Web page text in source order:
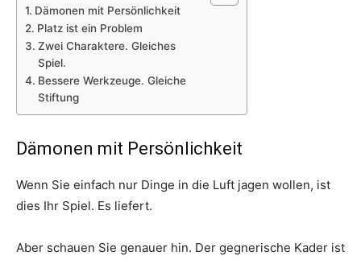
Dämonen mit Persönlichkeit
Platz ist ein Problem
Zwei Charaktere. Gleiches
Spiel.
Bessere Werkzeuge. Gleiche
Stiftung
Dämonen mit Persönlichkeit
Wenn Sie einfach nur Dinge in die Luft jagen wollen, ist
dies Ihr Spiel. Es liefert.
Aber schauen Sie genauer hin. Der gegnerische Kader ist